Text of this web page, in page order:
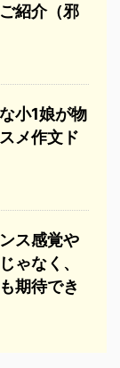
紹介（邪
小1娘が物
メ作文ド
ス感覚や
ゃなく、
期待でき